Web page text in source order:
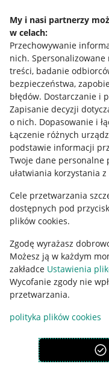
My i nasi partnerzy
w celach:
Przechowywanie
nich.
treści, badanie
bezpieczeństwa,
błędów. Dostarczanie i
Zapisanie decyzji
o nich. Dopasowanie i
Łączenie różnych
podstawie informacji
Twoje dane personalne
ułatwiania korzystania
Cele przetwarzania
dostępnych pod
plików cookies.
Zgodę wyrażasz
Możesz ją w każdym
zakładce Ustawienia
Wycofanie zgody nie
przetwarzania.
polityka plików cookies
Allegro Gadane dla
Allegro Gadane dla
Mapa miejscowości
Informacje prawne
Regulamin
Polityka plików
Ustawienia plików
Udostępnianie
Informacje dla Aktu o
Pobierz aplikację